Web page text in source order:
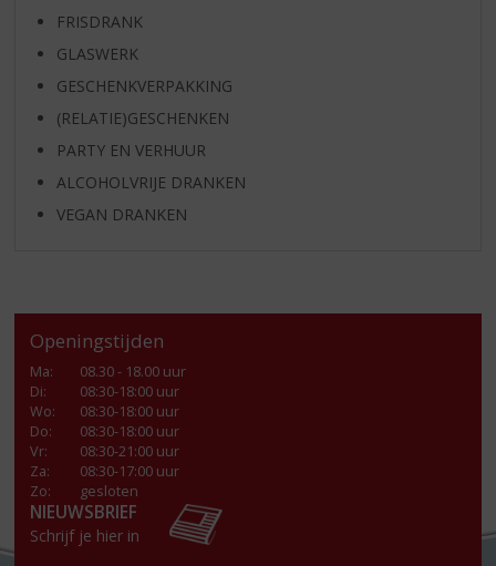
FRISDRANK
GLASWERK
GESCHENKVERPAKKING
(RELATIE)GESCHENKEN
PARTY EN VERHUUR
ALCOHOLVRIJE DRANKEN
VEGAN DRANKEN
Openingstijden
Ma:
08.30 - 18.00 uur
Di:
08:30-18:00 uur
Wo:
08:30-18:00 uur
Do:
08:30-18:00 uur
Vr:
08:30-21:00 uur
Za:
08:30-17:00 uur
Zo:
gesloten
NIEUWSBRIEF
Schrijf je hier in